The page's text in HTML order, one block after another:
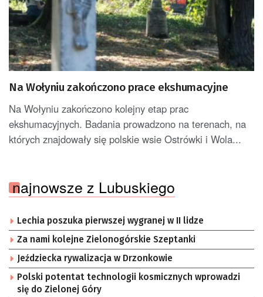
Na Wołyniu zakończono prace ekshumacyjne
Na Wołyniu zakończono kolejny etap prac
ekshumacyjnych. Badania prowadzono na terenach, na
których znajdowały się polskie wsie Ostrówki i Wola...
najnowsze z Lubuskiego
Lechia poszuka pierwszej wygranej w II lidze
Za nami kolejne Zielonogórskie Szeptanki
Jeździecka rywalizacja w Drzonkowie
Polski potentat technologii kosmicznych wprowadzi
się do Zielonej Góry